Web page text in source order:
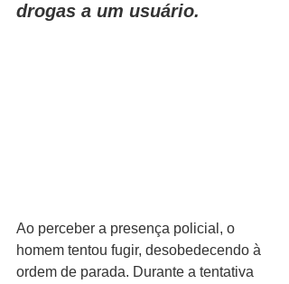
drogas a um usuário.
Ao perceber a presença policial, o
homem tentou fugir, desobedecendo à
ordem de parada. Durante a tentativa